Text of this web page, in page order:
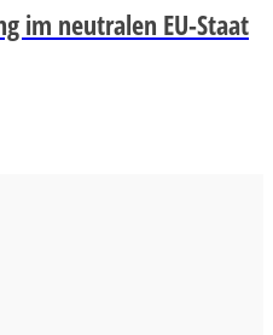
im neutralen EU-Staat